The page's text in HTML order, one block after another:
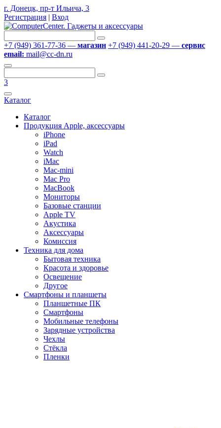
г. Донецк, пр-т Ильича, 3
Регистрация | Вход
+7 (949) 361-77-36 — магазин +7 (949) 441-20-29 — сервис
email: mail@cc-dn.ru
3
Каталог
Каталог
Продукция Apple, аксессуары
iPhone
iPad
Watch
iMac
Mac-mini
Mac Pro
MacBook
Мониторы
Базовые станции
Apple TV
Акустика
Аксессуары
Комиссия
Техника для дома
Бытовая техника
Красота и здоровье
Освещение
Другое
Смартфоны и планшеты
Планшетные ПК
Смартфоны
Мобильные телефоны
Зарядные устройства
Чехлы
Стёкла
Пленки